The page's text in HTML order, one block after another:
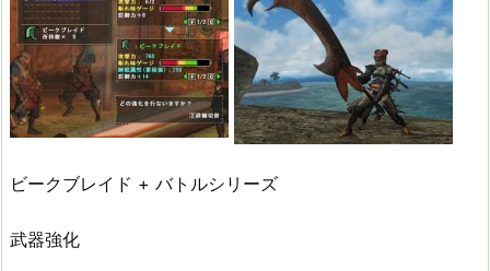
ビークブレイド + バトルシリーズ
武器強化